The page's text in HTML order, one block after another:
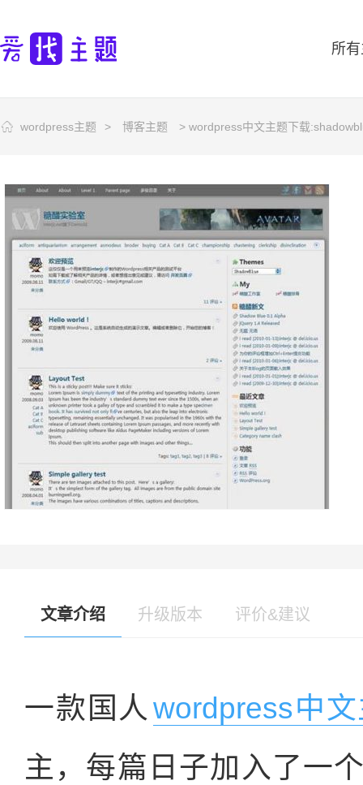
所
wordpress主题 > 博客主题 > wordpress中文主题下载
文章介绍 升级版本 评价&建议
一款国人 wordpress中
主，每篇日子加入了一